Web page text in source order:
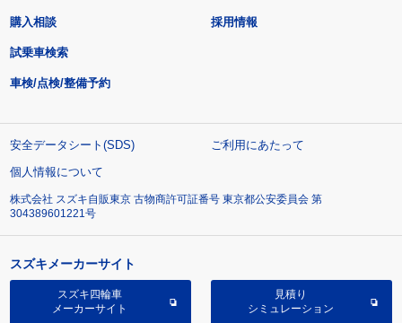
購入相談
試乗車検索
車検/点検/整備予約
採用情報
安全データシート(SDS)
ご利用にあたって
個人情報について
株式会社 スズキ自販東京 古物商許可証番号 東京都公安委員会 第
304389601221号
スズキメーカーサイト
スズキ四輪車
メーカーサイト
見積り
シミュレーション